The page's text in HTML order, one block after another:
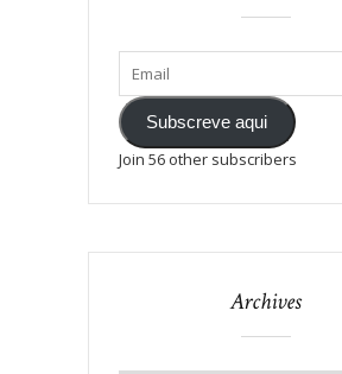
Subscreve aqui
Join 56 other subscribers
Archives